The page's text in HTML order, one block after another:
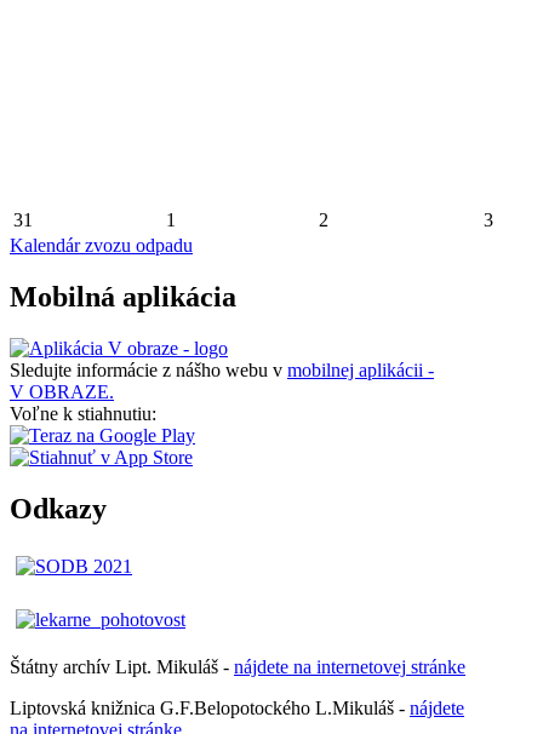
31 1 2
3
Kalendár zvozu odpadu
Mobilná aplikácia
Sledujte informácie z nášho webu v mobilnej aplikácii -
V OBRAZE.
Voľne k stiahnutiu:
Odkazy
Štátny archív Lipt. Mikuláš - nájdete na internetovej stránke
Liptovská knižnica G.F.Belopotockého L.Mikuláš - nájdete
na internetovej stránke